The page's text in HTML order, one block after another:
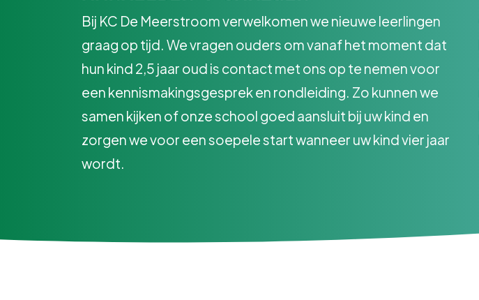
Bij KC De Meerstroom verwelkomen we nieuwe leerlingen
graag op tijd. We vragen ouders om vanaf het moment dat
hun kind 2,5 jaar oud is contact met ons op te nemen voor
een kennismakingsgesprek en rondleiding. Zo kunnen we
samen kijken of onze school goed aansluit bij uw kind en
zorgen we voor een soepele start wanneer uw kind vier jaar
wordt.